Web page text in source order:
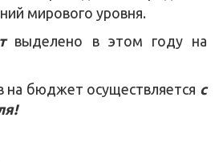
мирового уровня.
выделено в этом году на
бюджет осуществляется с